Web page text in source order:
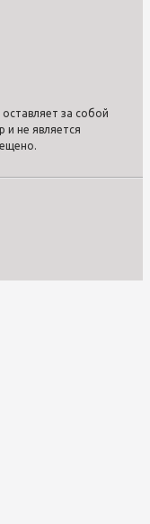
за собой
и не является